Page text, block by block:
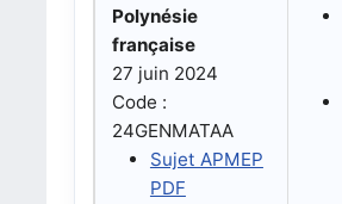
Polynésie
française
27 juin 2024
Code :
24GENMATAA
Sujet APMEP
PDF